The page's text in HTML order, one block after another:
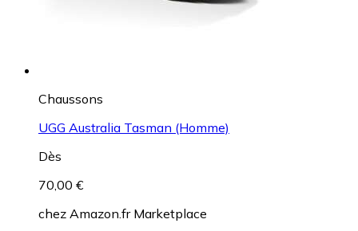
Chaussons
UGG Australia Tasman (Homme)
Dès
70,00 €
chez Amazon.fr Marketplace